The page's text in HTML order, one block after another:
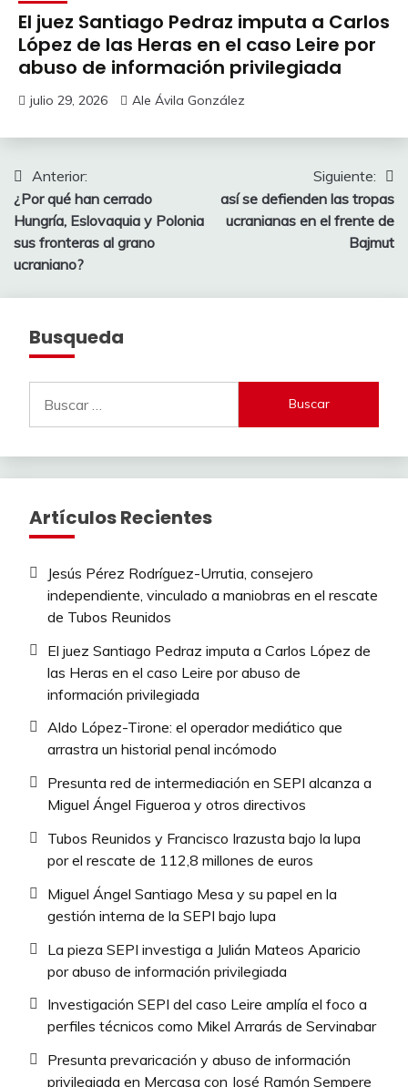
El juez Santiago Pedraz imputa a Carlos
López de las Heras en el caso Leire por
abuso de información privilegiada
julio 29, 2026 Ale Ávila González
Navegación
de
entradas
Anterior:
¿Por qué han cerrado
Hungría, Eslovaquia y Polonia
sus fronteras al grano
ucraniano?
Siguiente:
así se defienden las tropas
ucranianas en el frente de
Bajmut
Busqueda
Artículos Recientes
Jesús Pérez Rodríguez-Urrutia, consejero
independiente, vinculado a maniobras en el rescate
de Tubos Reunidos
El juez Santiago Pedraz imputa a Carlos López de
las Heras en el caso Leire por abuso de
información privilegiada
Aldo López-Tirone: el operador mediático que
arrastra un historial penal incómodo
Presunta red de intermediación en SEPI alcanza a
Miguel Ángel Figueroa y otros directivos
Tubos Reunidos y Francisco Irazusta bajo la lupa
por el rescate de 112,8 millones de euros
Miguel Ángel Santiago Mesa y su papel en la
gestión interna de la SEPI bajo lupa
La pieza SEPI investiga a Julián Mateos Aparicio
por abuso de información privilegiada
Investigación SEPI del caso Leire amplía el foco a
perfiles técnicos como Mikel Arrarás de Servinabar
Presunta prevaricación y abuso de información
privilegiada en Mercasa con José Ramón Sempere